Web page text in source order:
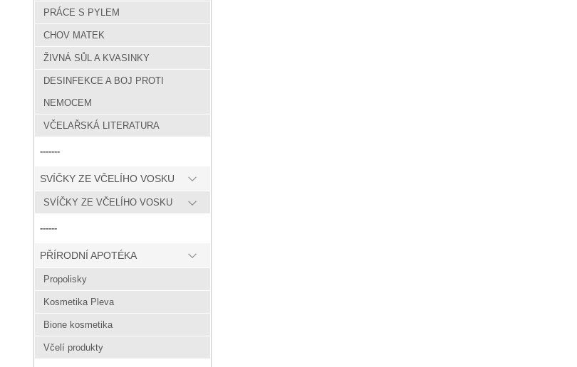
PRÁCE S PYLEM
CHOV MATEK
ŽIVNÁ SŮL A KVASINKY
DESINFEKCE A BOJ PROTI
NEMOCEM
VČELAŘSKÁ LITERATURA
-------
SVÍČKY ZE VČELÍHO VOSKU
SVÍČKY ZE VČELÍHO VOSKU
------
PŘÍRODNÍ APOTÉKA
Propolisky
Kosmetika Pleva
Bione kosmetika
Včelí produkty